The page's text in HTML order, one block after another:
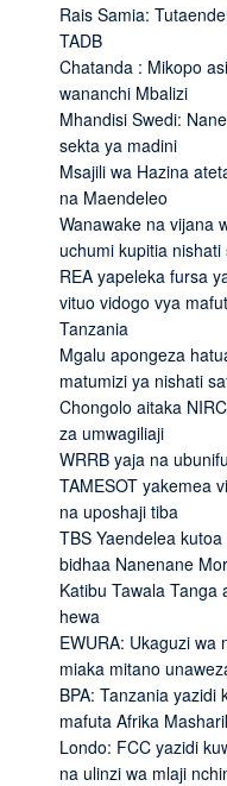
Rais Samia:
TADB
Chatanda : Mikopo
wananchi Mbalizi
Mhandisi Swedi:
sekta ya madini
Msajili wa Hazina
na Maendeleo
Wanawake na vijana
uchumi kupitia nishati
REA yapeleka fursa
vituo vidogo vya
Tanzania
Mgalu apongeza
matumizi ya nishati
Chongolo aitaka
za umwagiliaji
WRRB yaja na
TAMESOT yakemea
na uposhaji tiba
TBS Yaendelea
bidhaa Nanenane
Katibu Tawala Tanga
hewa
EWURA: Ukaguzi wa
miaka mitano
BPA: Tanzania yazidi
mafuta Afrika
Londo: FCC yazidi
na ulinzi wa mlaji